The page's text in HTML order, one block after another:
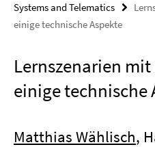
Systems and Telematics
einige technische Aspekte
Lernszenarien
einige technische
Matthias Wählisch,